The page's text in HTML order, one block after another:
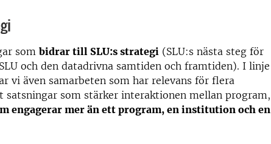
som bidrar till SLU:s strategi (SLU:s nästa steg för
och den datadrivna samtiden och framtiden). I linje
vi även samarbeten som har relevans för flera
satsningar som stärker interaktionen mellan program,
engagerar mer än ett program, en institution och en